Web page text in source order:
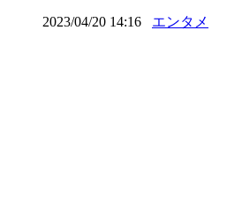
2023/04/20 14:16 エンタメ